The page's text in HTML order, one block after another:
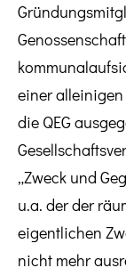
einer
die QEG
„Zweck und
u.a. der der
eigentlichen
nicht mehr